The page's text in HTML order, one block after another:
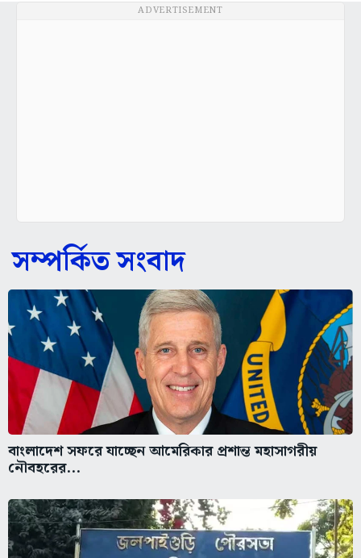
ADVERTISEMENT
সম্পর্কিত সংবাদ
বাংলাদেশ সফরে যাচ্ছেন আমেরিকার প্রশান্ত মহাসাগরীয়
নৌবহরের...